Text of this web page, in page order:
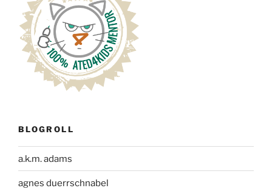
BLOGROLL
a.k.m. adams
agnes duerrschnabel